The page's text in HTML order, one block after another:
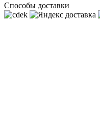
Способы доставки